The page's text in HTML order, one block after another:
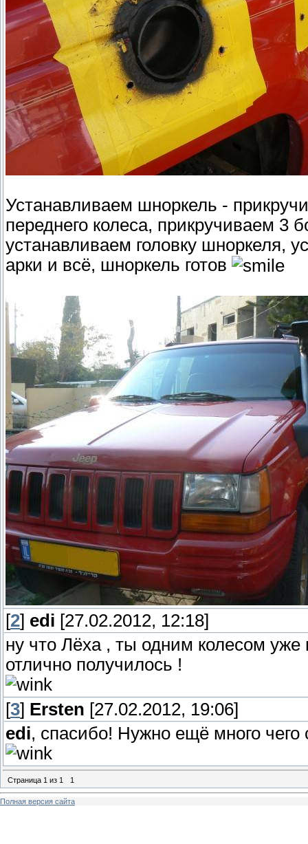
Устанавливаем шноркель -
переднего колеса, прикручиваем 3
устанавливаем головку шноркеля,
арки и всё, шноркель готов
[2] edi [27.02.2012, 12:18]
ну что Лёха , ты одним колесом уже
отлично получилось !
[3] Ersten [27.02.2012, 19:06]
edi, спасибо! Нужно ещё много чего
Страница 1 из 1 1
Полная версия сайта